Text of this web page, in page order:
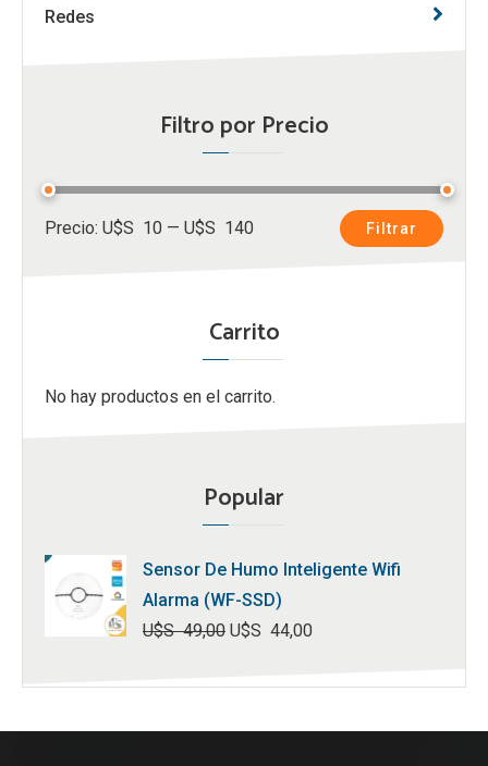
Redes
Filtro por Precio
Precio
Precio
Filtrar
Precio: U$S 10 — U$S 140
Carrito
No hay productos en el carrito.
Popular
Sensor De Humo Inteligente Wifi
Alarma (WF-SSD)
U$S49,00
precio
U$S 44,00
precio